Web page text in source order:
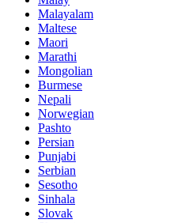
Malayalam
Maltese
Maori
Marathi
Mongolian
Burmese
Nepali
Norwegian
Pashto
Persian
Punjabi
Serbian
Sesotho
Sinhala
Slovak